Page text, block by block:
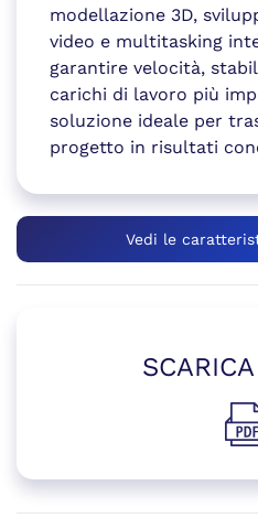
modellazione 3D,
video e multitasking
garantire velocità,
carichi di lavoro più
soluzione ideale per
progetto in risultati
Vedi le